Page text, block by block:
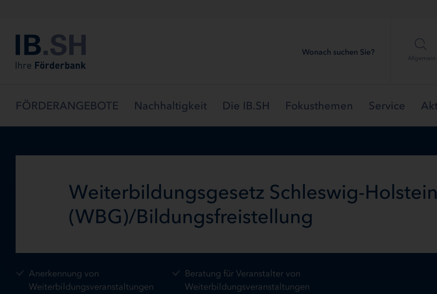
Wonach suchen Sie?
Allgemein
FÖRDERANGEBOTE Nachhaltigkeit Die IB.SH Fokusthemen Service
Weiterbildungsgesetz Schleswig-Holstein
(WBG)/Bildungsfreistellung
Anerkennung von
Weiterbildungsveranstaltungen
Beratung für Veranstalter von
Weiterbildungsveranstaltungen